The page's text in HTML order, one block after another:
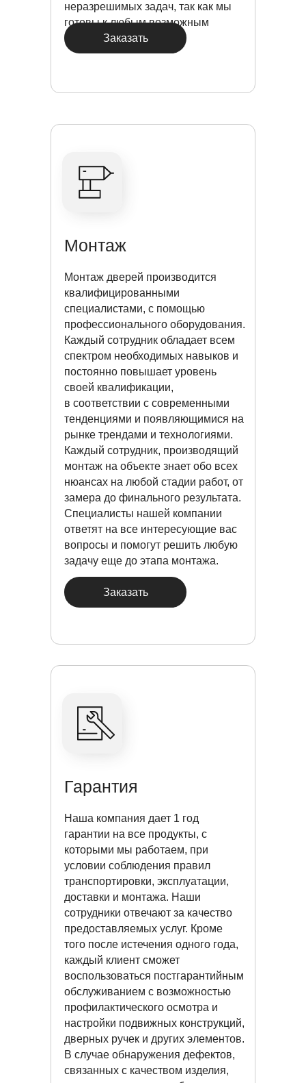
неразрешимых задач, так как мы
готовы к любым возможным
ситуациям.Заказать
Монтаж дверей производится
квалифицированными
специалистами, с помощью
профессионального оборудования.
Каждый сотрудник обладает всем
спектром необходимых навыков и
постоянно повышает уровень
своей квалификации,
в соответствии с современными
тенденциями и появляющимися на
рынке трендами и технологиями.
Каждый сотрудник, производящий
монтаж на объекте знает обо всех
нюансах на любой стадии работ, от
замера до финального результата.
Специалисты нашей компании
ответят на все интересующие вас
вопросы и помогут решить любую
задачу еще до этапа монтажа.
Монтаж
Заказать
Наша компания дает 1 год
гарантии на все продукты, с
которыми мы работаем, при
условии соблюдения правил
транспортировки, эксплуатации,
доставки и монтажа. Наши
сотрудники отвечают за качество
предоставляемых услуг. Кроме
того после истечения одного года,
каждый клиент сможет
воспользоваться постгарантийным
обслуживанием с возможностью
профилактического осмотра и
настройки подвижных конструкций,
дверных ручек и других элементов.
В случае обнаружения дефектов,
связанных с качеством изделия,
Гарантия